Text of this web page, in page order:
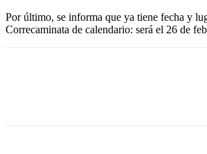
Por último, se informa que ya tiene fecha y
Correcaminata de calendario: será el 26 de